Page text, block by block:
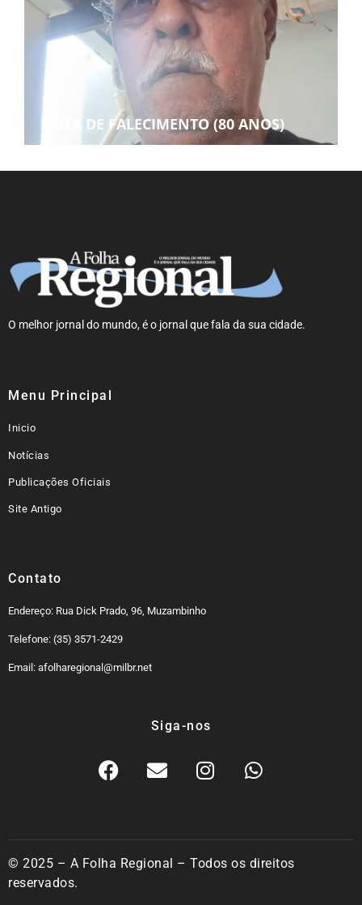
NOTA DE FALECIMENTO (80 ANOS)
O melhor jornal do mundo, é o jornal que fala da sua cidade.
Menu Principal
Inicio
Notícias
Publicações Oficiais
Site Antigo
Contato
Endereço: Rua Dick Prado, 96, Muzambinho
Telefone: (35) 3571-2429
Email: afolharegional@milbr.net
Siga-nos
© 2025 – A Folha Regional – Todos os direitos
reservados.